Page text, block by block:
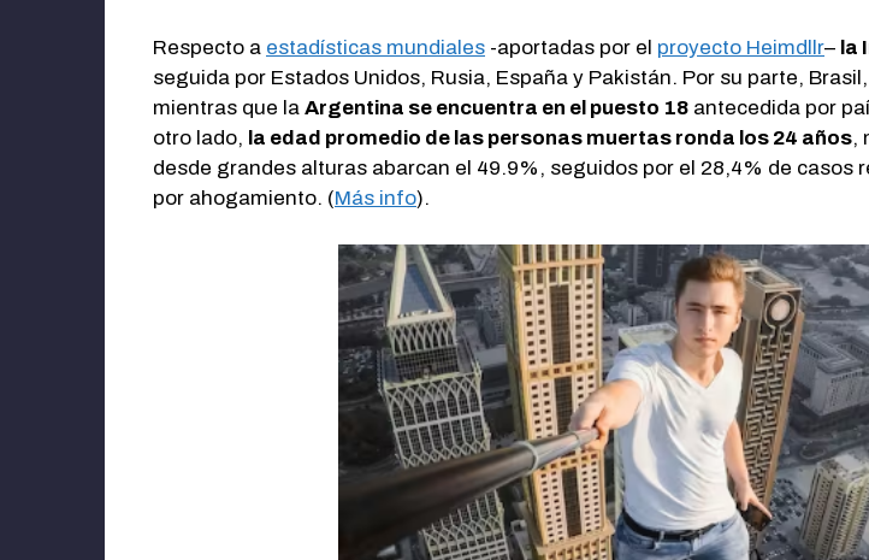
Respecto a estadísticas mundiales -aportadas por el proyecto Heimdllr– la
seguida por Estados Unidos, Rusia, España y Pakistán. Por su parte,
mientras que la Argentina se encuentra en el puesto 18 antecedida por
otro lado, la edad promedio de las personas muertas ronda los 24 años,
desde grandes alturas abarcan el 49.9%, seguidos por el 28,4% de
por ahogamiento. (Más info).